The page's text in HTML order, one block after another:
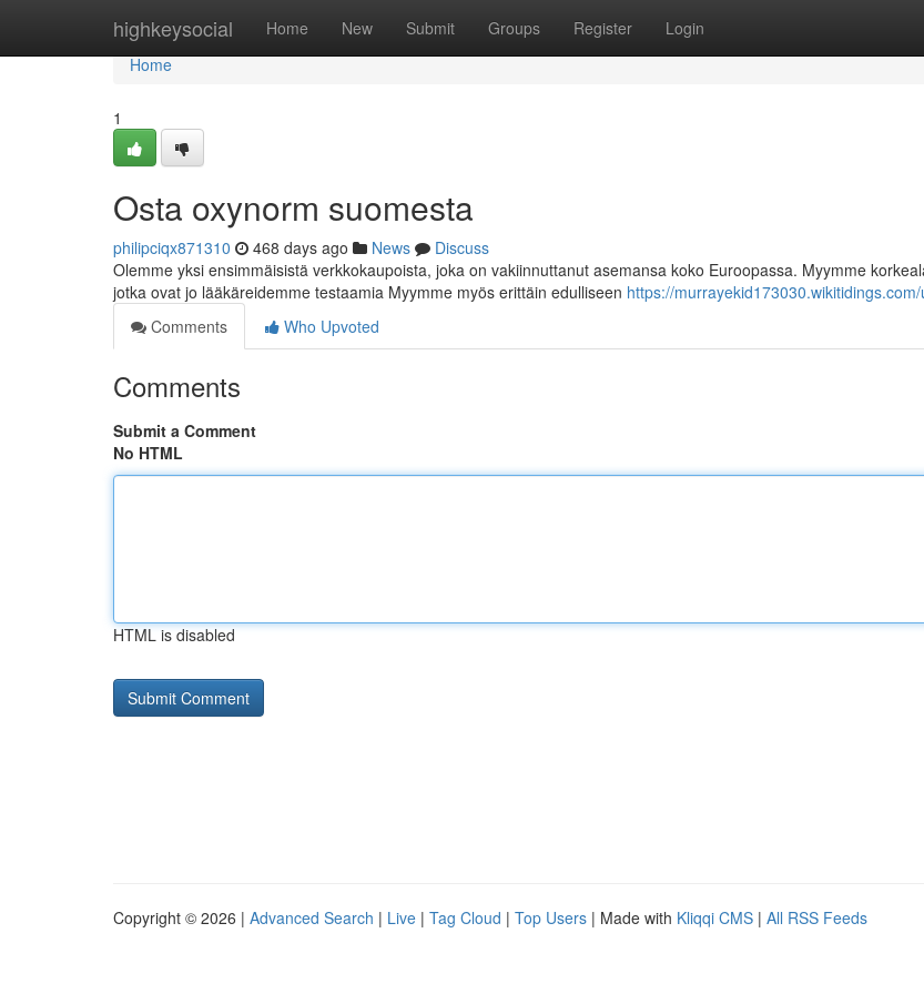
highkeysocial Home New Submit Groups Register Login
Home
Home
1
Osta oxynorm suomesta
philipciqx871310 468 days ago News
Discuss
Olemme yksi ensimmäisistä verkkokaupoista, joka on vakiinnuttanut asemansa koko Euroopassa. Myymme
jotka ovat jo lääkäreidemme testaamia Myymme myös erittäin edulliseen https://
Comments
Who Upvoted
Comments
Submit a Comment
No HTML
HTML is disabled
Copyright © 2026 | Advanced Search | Live | Tag Cloud | Top Users | Made with Kliqqi CMS | All RSS Feeds